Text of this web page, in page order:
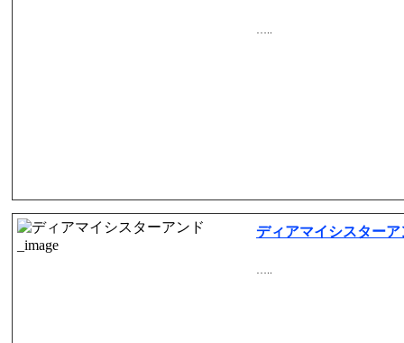
…..
ディアマイシスターア
…..